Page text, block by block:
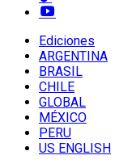
Ediciones
ARGENTINA
BRASIL
CHILE
GLOBAL
MÉXICO
PERU
US ENGLISH